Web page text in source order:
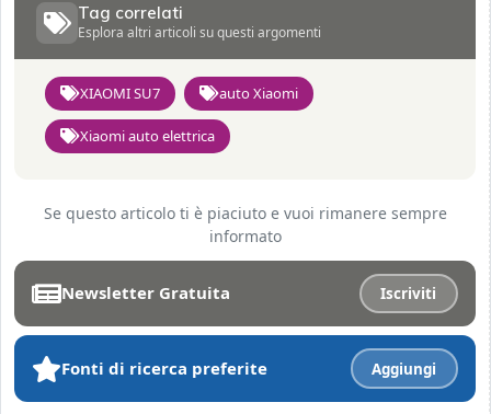
Tag correlati
Esplora altri articoli su questi argomenti
XIAOMI SU7 auto Xiaomi
Xiaomi auto elettrica
Se questo articolo ti è piaciuto e vuoi rimanere sempre
informato
Newsletter Gratuita Iscriviti
Fonti di ricerca preferite Aggiungi